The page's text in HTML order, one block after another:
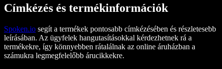
Címkézés és termékinformációk
Spoken.io segít a termékek pontosabb címkézésében és részletesebb
leírásában. Az ügyfelek hangutasításokkal kérdezhetnek rá a
termékekre, így könnyebben rátalálnak az online áruházban a
számukra legmegfelelőbb árucikkekre.